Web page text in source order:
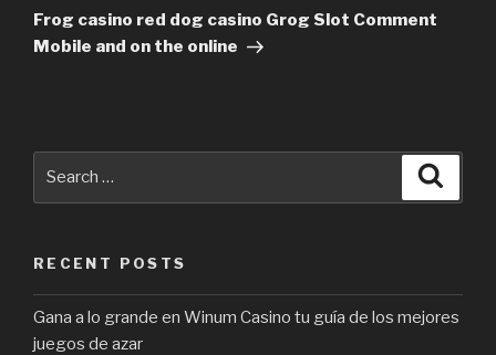
Post
Frog casino red dog casino Grog Slot Comment
Mobile and on the online
RECENT POSTS
Gana a lo grande en Winum Casino tu guía de los mejores
juegos de azar